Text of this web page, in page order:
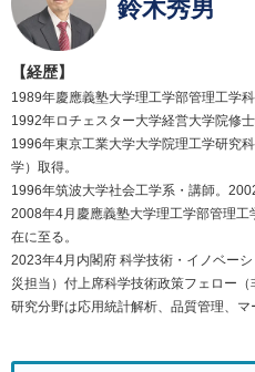
鈴木秀男
【経歴】
1989年慶應義塾大学理工学部管理工学科
1992年ロチェスター大学経営大学院修士
1996年東京工業大学大学院理工学研究
学）取得。
1996年筑波大学社会工学系・講師。
2008年4月慶應義塾大学理工学部管理
在に至る。
2023年4月内閣府 科学技術・イノベー
災担当）付上席科学技術政策フェロー（
研究分野は応用統計解析、品質管理、マ